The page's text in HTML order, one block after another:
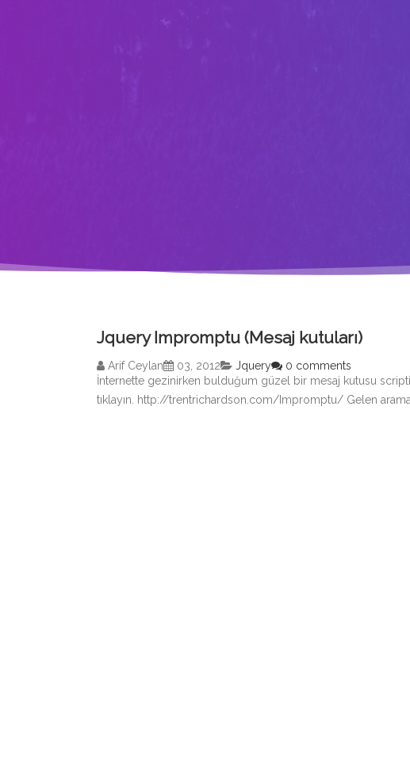
Jquery Impromptu (Mesaj kutuları)
Arif Ceylan 03, 2012 Jquery
0 comments
İnternette gezinirken bulduğum güzel bir mesaj kutusu
tıklayın. http://trentrichardson.com/Impromptu/ Gelen